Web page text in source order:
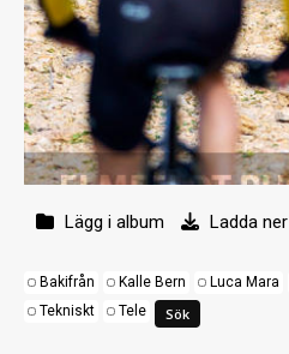
Lägg i album Ladda
Bakifrån Kalle Bern Luca Mara
Tekniskt
Tele